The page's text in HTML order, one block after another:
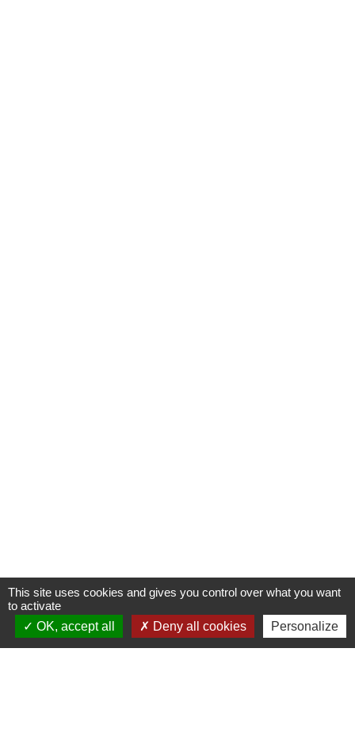
This site uses cookies and gives you control over what you want
to activate
OK, accept all
Deny all cookies Personalize